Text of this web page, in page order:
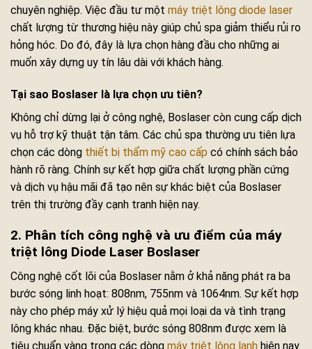
chuyên nghiệp. Việc đầu tư một máy triệt lông diode laser
chất lượng từ thương hiệu này giúp chủ spa giảm thiểu rủi ro
hỏng hóc. Do đó, đây là lựa chọn hàng đầu cho những ai
muốn xây dựng uy tín lâu dài với khách hàng.
Tại sao Boslaser là lựa chọn ưu tiên?
Không chỉ dừng lại ở công nghệ, Boslaser còn cung cấp dịch
vụ hỗ trợ kỹ thuật tận tâm. Các chủ spa thường ưu tiên lựa
chọn các dòng thiết bị thẩm mỹ cao cấp có chính sách bảo
hành rõ ràng. Chính sự kết hợp giữa chất lượng phần cứng
và dịch vụ hậu mãi đã tạo nên sự khác biệt của Boslaser
trên thị trường đầy cạnh tranh hiện nay.
2. Phân tích công nghệ và ưu điểm của máy
triệt lông Diode Laser Boslaser
Công nghệ cốt lõi của Boslaser nằm ở khả năng phát ra ba
bước sóng linh hoạt: 808nm, 755nm và 1064nm. Sự kết hợp
này cho phép máy xử lý hiệu quả mọi loại da và tình trạng
lông khác nhau. Đặc biệt, bước sóng 808nm được xem là
tiêu chuẩn vàng trong các dòng máy triệt lông lạnh hiện nay.